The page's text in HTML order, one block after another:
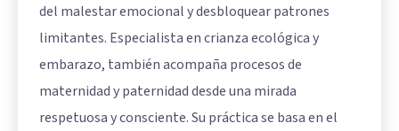
del malestar emocional y desbloquear patrones
limitantes. Especialista en crianza ecológica y
embarazo, también acompaña procesos de
maternidad y paternidad desde una mirada
respetuosa y consciente. Su práctica se basa en el